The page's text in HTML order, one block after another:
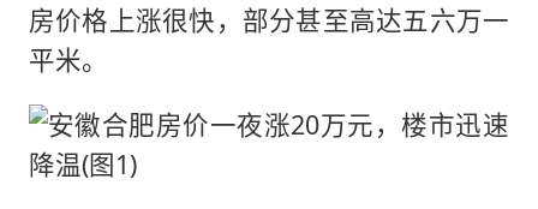
房价格上涨很快，部分甚至高达五六万一
平米。